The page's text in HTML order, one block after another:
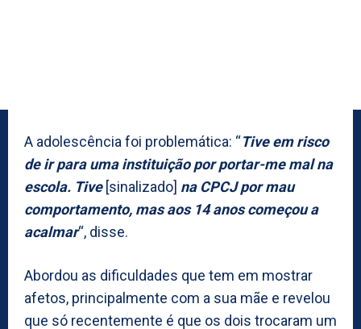
A adolescência foi problemática: “Tive em risco
de ir para uma instituição por portar-me mal na
escola. Tive[sinalizado] na CPCJ por mau
comportamento, mas aos 14 anos começou a
acalmar“, disse.
Abordou as dificuldades que tem em mostrar
afetos, principalmente com a sua mãe e revelou
que só recentemente é que os dois trocaram um